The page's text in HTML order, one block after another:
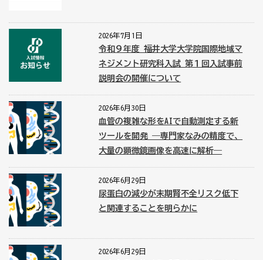
2026年7月1日
令和９年度 福井大学大学院国際地域マ
ネジメント研究科入試 第１回入試事前
説明会の開催について
2026年6月30日
血管の複雑な形をAIで自動測定する新
ツールを開発 ―専門家なみの精度で、
大量の顕微鏡画像を高速に解析―
2026年6月29日
尿蛋白の減少が末期腎不全リスク低下
と関連することを明らかに
2026年6月29日